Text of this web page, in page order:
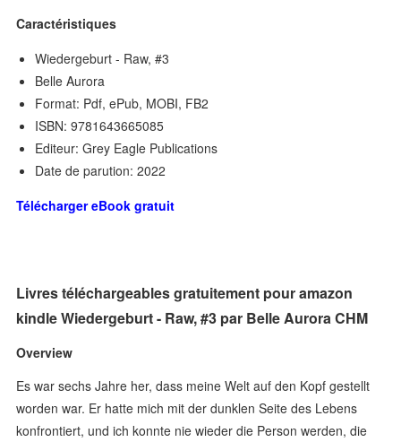
Caractéristiques
Wiedergeburt - Raw, #3
Belle Aurora
Format: Pdf, ePub, MOBI, FB2
ISBN: 9781643665085
Editeur: Grey Eagle Publications
Date de parution: 2022
Télécharger eBook gratuit
Livres téléchargeables gratuitement pour amazon
kindle Wiedergeburt - Raw, #3 par Belle Aurora CHM
Overview
Es war sechs Jahre her, dass meine Welt auf den Kopf gestellt
worden war. Er hatte mich mit der dunklen Seite des Lebens
konfrontiert, und ich konnte nie wieder die Person werden, die